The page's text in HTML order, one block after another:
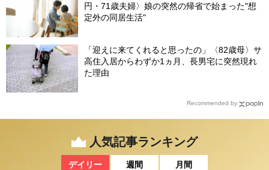
円・71歳夫婦〉娘の突然の帰省で始まった"想
定外の同居生活"
「迎えに来てくれると思ったの」〈82歳母〉サ
高住入居からわずか1ヵ月、長男宅に突然現れ
た理由
Recommended by
人気記事ランキング
デイリー 週間 月間